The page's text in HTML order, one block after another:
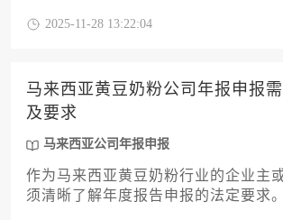
业服务成本以及潜在附加支出，帮助
2025-11-28 13:22:04
马来西亚黄豆奶粉公司年报申报
及要求
马来西亚公司年报申报
作为马来西亚黄豆奶粉行业的企业主
须清晰了解年度报告申报的法定要求